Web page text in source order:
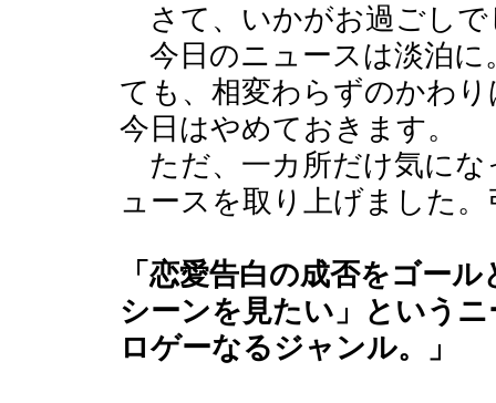
さて、いかがお過ごしで
今日のニュースは淡泊に
ても、相変わらずのかわ
今日はやめておきます。
ただ、一カ所だけ気にな
ュースを取り上げました
「恋愛告白の成否をゴー
シーンを見たい」という
ロゲーなるジャンル。」